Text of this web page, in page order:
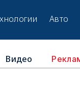
Авто
Видео